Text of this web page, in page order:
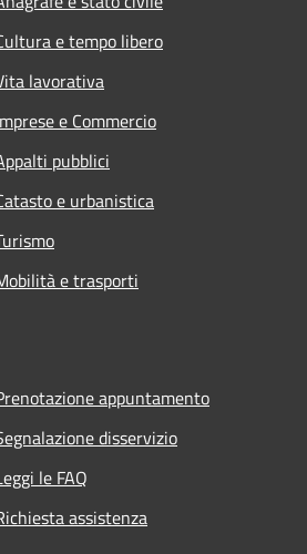
e tempo libero
lavorativa
e Commercio
pubblici
e urbanistica
e trasporti
appuntamento
disservizio
le FAQ
assistenza